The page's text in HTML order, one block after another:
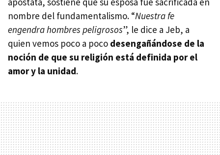
nombre del fundamentalismo. “Nuestra fe
engendra hombres peligrosos”, le dice a Jeb, a
quien vemos poco a poco desengañándose de la
noción de que su religión está definida por el
amor y la unidad.